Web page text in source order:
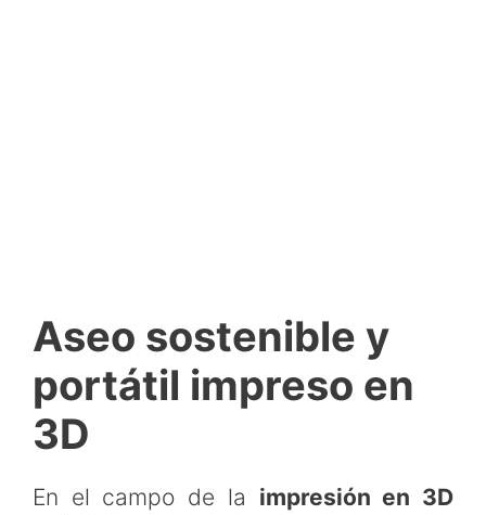
Aseo sostenible y
portátil impreso en
3D
En el campo de la impresión en 3D